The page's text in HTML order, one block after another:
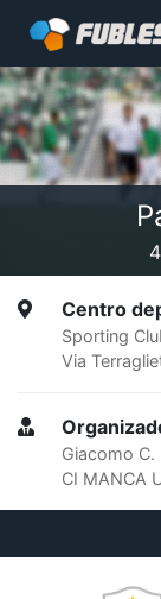
Centro
Sporting
Via
Giacomo C.
CI MANCA